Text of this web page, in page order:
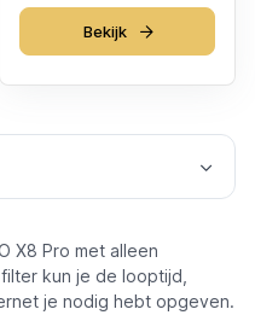
Bekijk
X8 Pro met alleen
kun je de looptijd,
je nodig hebt opgeven.